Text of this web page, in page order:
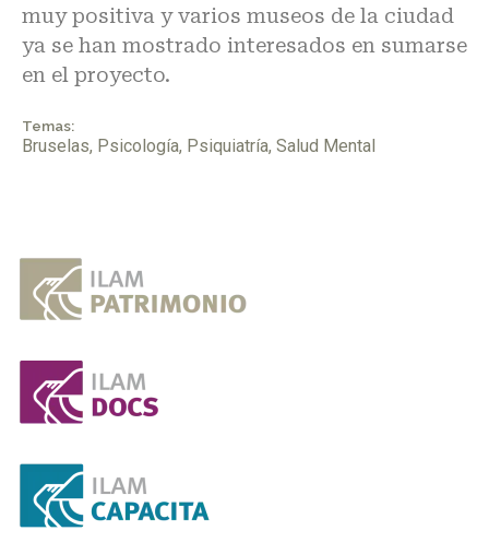
muy positiva y varios museos de la ciudad
ya se han mostrado interesados en sumarse
en el proyecto.
Temas:
Bruselas, Psicología, Psiquiatría, Salud Mental